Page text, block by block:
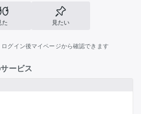
た 見たい
グイン後マイページから確認できます
ービス